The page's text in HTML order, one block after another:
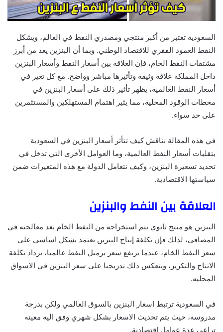
السعودية تعتبر من أكبر منتجي ومصدري النفط في العالم، ويشكل
النفط العمود الفقري للاقتصاد الوطني. وبما أن البنزين يعد من أبرز
مشتقات النفط الخام، فإن العلاقة بين أسعار النفط وأسعار البنزين
داخل المملكة علاقة وثيقة وتأثيرها مباشر وواضح. مع كل تغير في
أسعار النفط العالمية، يظهر تأثير ذلك على أسعار البنزين في
محطات الوقود المحلية، مما يثير اهتمام المستهلكين والمستثمرين
على حد سواء.
في هذه المقالة نناقش كيف تتأثر أسعار البنزين في السعودية
بتقلبات أسعار النفط العالمية، وما العوامل الأخرى التي تدخل في
تحديد تسعيرة البنزين، وكيف تتعامل الدولة مع هذه المتغيرات ضمن
سياستها الاقتصادية.
العلاقة بين النفط والبنزين
البنزين هو منتج ثانوي يتم استخراجه من النفط الخام بعد معالجته في
المصافي، لذلك فإن تكلفة إنتاج البنزين تعتمد بشكل اساسي على
سعر النفط الخام، عندما يرتفع سعر برميل النفط عالميا، تزداد تكلفة
الانتاج والتكرير، وينعكس ذلك تدريجيا على سعر البنزين في الاسواق
المحليه.
في السعودية ترتبط اسعار البنزين بالسوق العالمي ولكن بدرجة
مدروسه، حيث يتم تحديث الاسعار بشكل شهري وفق اليه معينه
تراعي عدة عوامل اقتصادية.